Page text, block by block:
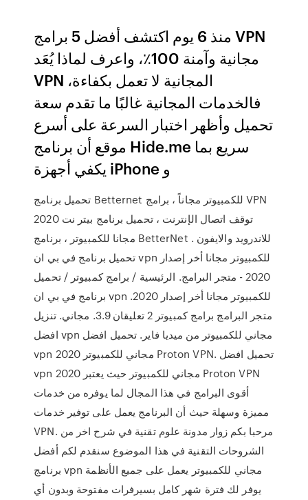
منذ 6 يوم اكتشف أفضل 5 برامج VPN
مجانية وآمنة 100٪، واعرف لماذا يُعَد
VPN المجانية لا تعمل بكفاءة،
فالخدمات المجانية غالبًا ما تقدم سعة
تحميل وأظهر اختبار السرعة على أسرع
موقع أن برنامج Hide.me سريع بما
يكفي أجهزة iPhone و
تحميل برنامج Betternet للكمبيوتر مجاناً ، برامج VPN
توقف اتصال الإنترنت ، تحميل برنامج بيتر نت 2020
مجانا للكمبيوتر ، برنامج BetterNet للاندرويد والايفون .
تحميل برنامج في بي ان vpn للكمبيوتر مجانا أخر إصدار
2020 - متجر البرامج. الرئيسية / برامج كمبيوتر / تحميل
برنامج في بي ان vpn للكمبيوتر مجانا أخر إصدار 2020.
متجر البرامج برامج كمبيوتر 2 تعليقان 3.9. مجاني. تنزيل
افضل vpn مجاني للكمبيوتر من ميديا فاير. تحميل افضل
vpn مجاني للكمبيوتر 2020 Proton VPN. تحميل افضل
vpn مجاني للكمبيوتر حيث يعتبر 2020 Proton VPN
أقوى البرامج في هذا المجال لما يوفره من خدمات
مميزة وسهلة حيث أن البرنامج يعمل على توفير خدمات
VPN. مرحبا بكم زوار مدونة علوم تقنية في شرح اخر من
الشروحات التقنية في هذا الموضوع سنقدم لكم أفضل
برنامج vpn مجاني للكمبيوتر يعمل على جميع الأنظمة
يوفر لك فترة شهر كامل بسيرفرات مفتوحة وبدون أي